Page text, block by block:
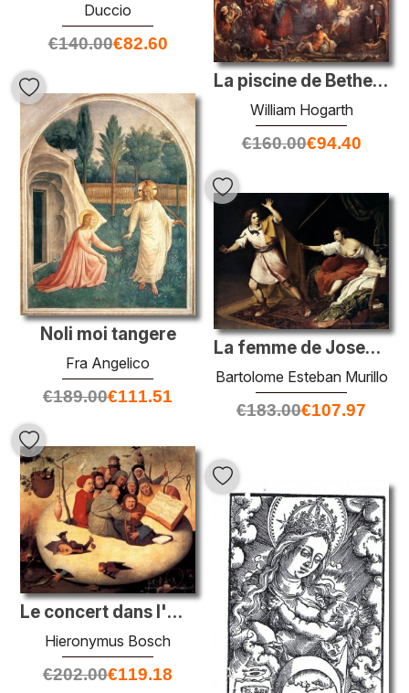
Duccio
€140.00€82.60
La piscine de Bethesda
William Hogarth
€160.00€94.40
Noli moi tangere
Fra Angelico
€189.00€111.51
La femme de Joseph et Potiphar
Bartolome Esteban Murillo
€183.00€107.97
Le concert dans l'œuf
Hieronymus Bosch
€202.00€119.18